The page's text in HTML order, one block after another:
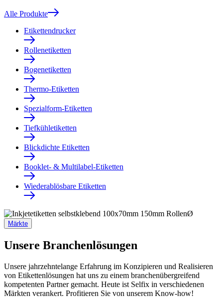
Alle Produkte
Etikettendrucker
Rollenetiketten
Bogenetiketten
Thermo-Etiketten
Spezialform-Etiketten
Tiefkühletiketten
Blickdichte Etiketten
Booklet- & Multilabel-Etiketten
Wiederablösbare Etiketten
Märkte
Unsere Branchenlösungen
Unsere jahrzehntelange Erfahrung im Konzipieren und Realisieren
von Etikettenlösungen hat uns zu einem branchenübergreifend
kompetenten Partner gemacht. Heute ist Selfix in verschiedenen
Märkten verankert. Profitieren Sie von unserem Know-how!